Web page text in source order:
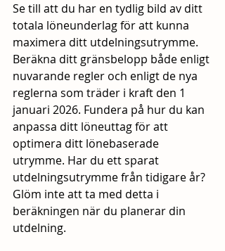
Se till att du har en tydlig bild av ditt
totala löneunderlag för att kunna
maximera ditt utdelningsutrymme.
Beräkna ditt gränsbelopp både enligt
nuvarande regler och enligt de nya
reglerna som träder i kraft den 1
januari 2026. Fundera på hur du kan
anpassa ditt löneuttag för att
optimera ditt lönebaserade
utrymme. Har du ett sparat
utdelningsutrymme från tidigare år?
Glöm inte att ta med detta i
beräkningen när du planerar din
utdelning.